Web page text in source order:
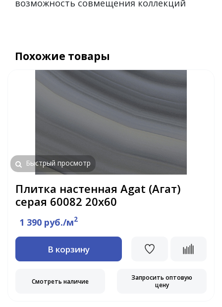
возможность совмещения коллекций
Похожие товары
Быстрый просмотр
Плитка настенная Agat (Агат)
серая 60082 20х60
1 390 руб./м2
В корзину
Смотреть наличие
Запросить оптовую
цену